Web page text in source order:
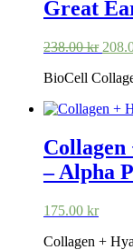
Great
238.00kr Det
priset
BioCell
– Alpha
175.00 kr
Collagen +